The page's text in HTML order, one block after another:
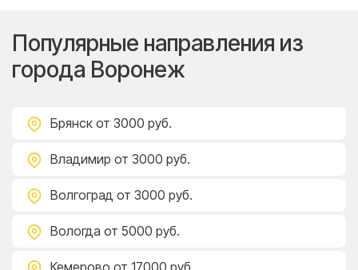
Популярные направления из
города Воронеж
Брянск от 3000 руб.
Владимир от 3000 руб.
Волгоград от 3000 руб.
Вологда от 5000 руб.